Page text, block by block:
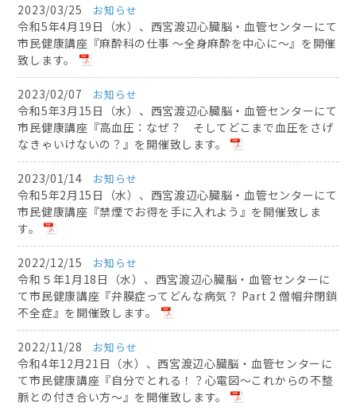
2023/03/25 お知らせ
令和5年4月19日（水）、西宮渡辺心臓脳・血管センターにて
市民健康講座『麻酔科の仕事 ～全身麻酔を中心に～』を開催
致します。
2023/02/07 お知らせ
令和5年3月15日（水）、西宮渡辺心臓脳・血管センターにて
市民健康講座『高血圧：なぜ？ そしてどこまで血圧をさげ
なきゃいけないの？』を開催致します。
2023/01/14 お知らせ
令和5年2月15日（水）、西宮渡辺心臓脳・血管センターにて
市民健康講座『禁煙でお得を手に入れよう』を開催致しま
す。
2022/12/15 お知らせ
令和５年1月18日（水）、西宮渡辺心臓脳・血管センターに
て市民健康講座『弁膜症ってどんな病気？ Part 2 僧帽弁閉鎖
不全症』を開催致します。
2022/11/28 お知らせ
令和4年12月21日（水）、西宮渡辺心臓脳・血管センターに
て市民健康講座『自分でとれる！？心電図〜これからの不整
脈との付き合い方〜』を開催致します。